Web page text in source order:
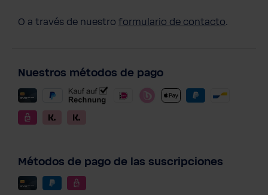
O a través de nuestro formulario de contacto.
Nuestros métodos de pago
Métodos de pago de las suscripciones